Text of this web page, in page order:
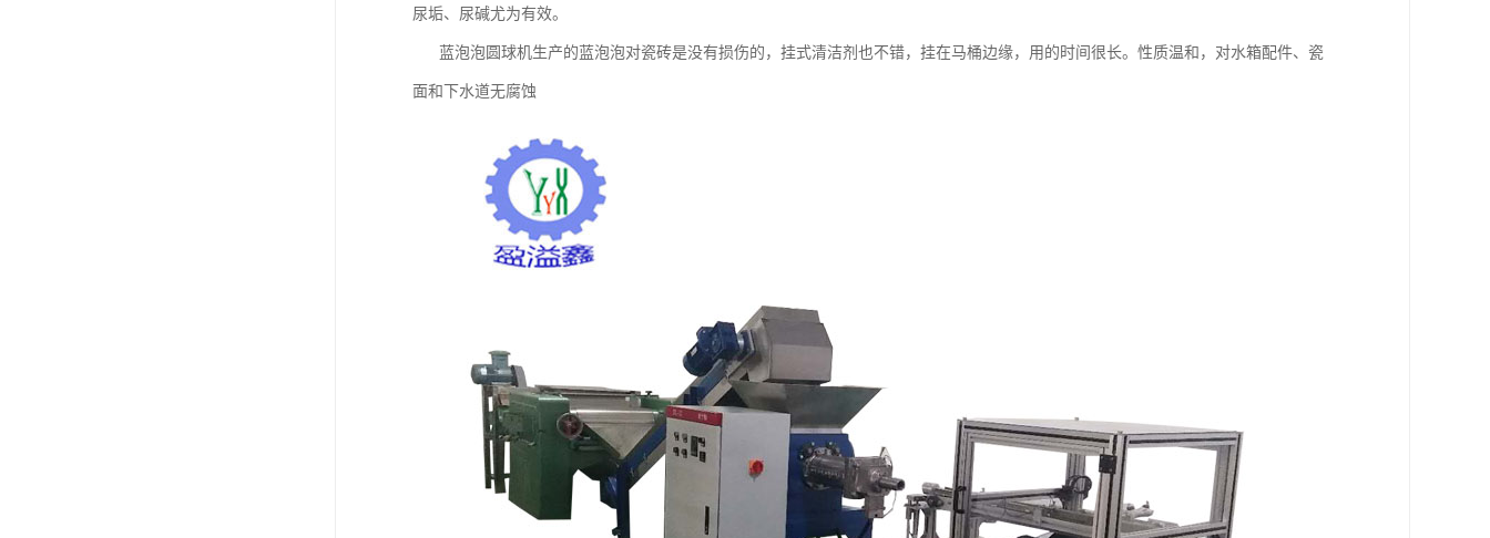
尿垢、尿碱尤为有效。
蓝泡泡圆球机生产的蓝泡泡对瓷砖是没有损伤的，挂式清洁剂也不错，挂在马桶边缘，用的时间很长。性质温和，对水箱配件、瓷
面和下水道无腐蚀